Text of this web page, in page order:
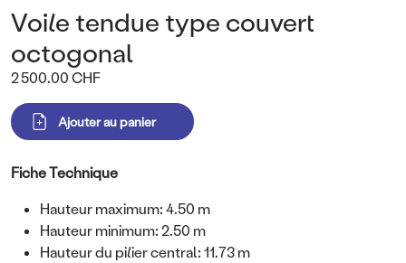
Titre
Voile tendue type couvert
octogonal
Prix
2 500.00 CHF
Variations
Corps
Fiche Technique
Hauteur maximum: 4.50 m
Hauteur minimum: 2.50 m
Hauteur du pilier central: 11.73 m